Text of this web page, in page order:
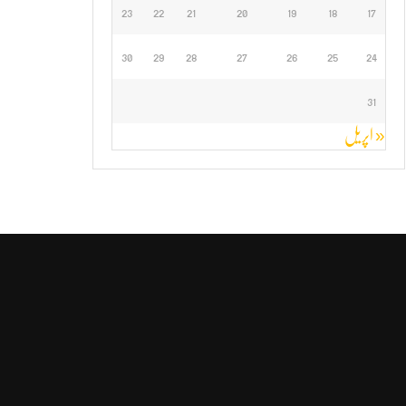
17
18
19
20
21
22
23
24
25
26
27
28
29
30
31
« اپریل